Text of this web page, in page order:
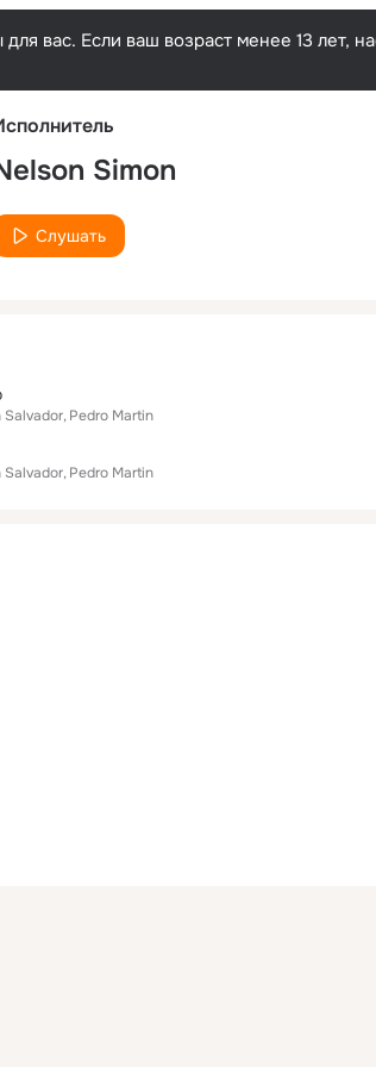
вас. Если ваш возраст менее 13 лет,
Simon
Слушать
Salvador Pedro Martin
Salvador Pedro Martin